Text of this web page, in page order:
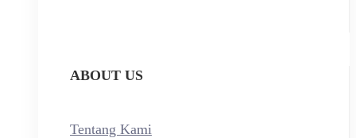
ABOUT US
Tentang Kami